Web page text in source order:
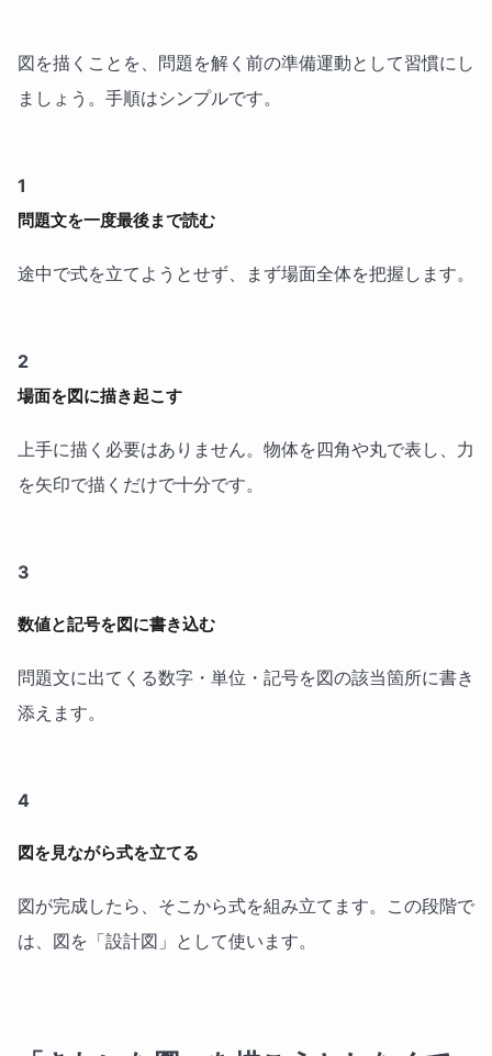
図を描くことを、問題を解く前の準備運動として習慣にし
ましょう。手順はシンプルです。
1
問題文を一度最後まで読む
途中で式を立てようとせず、まず場面全体を把握します。
2
場面を図に描き起こす
上手に描く必要はありません。物体を四角や丸で表し、力
を矢印で描くだけで十分です。
3
数値と記号を図に書き込む
問題文に出てくる数字・単位・記号を図の該当箇所に書き
添えます。
4
図を見ながら式を立てる
図が完成したら、そこから式を組み立てます。この段階で
は、図を「設計図」として使います。